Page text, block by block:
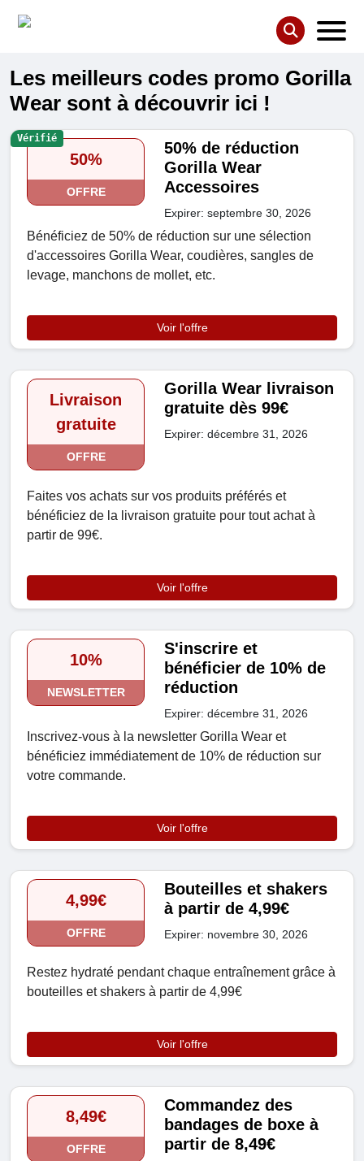
Les meilleurs codes promo Gorilla
Wear sont à découvrir ici !
50%
OFFRE
50% de réduction
Gorilla Wear
Accessoires
Expirer: septembre 30, 2026
Bénéficiez de 50% de réduction sur une sélection
d'accessoires Gorilla Wear, coudières, sangles de
levage, manchons de mollet, etc.
Voir l'offre
Vérifié
Livraison
gratuite
OFFRE
Gorilla Wear livraison
gratuite dès 99€
Expirer: décembre 31, 2026
Faites vos achats sur vos produits préférés et
bénéficiez de la livraison gratuite pour tout achat à
partir de 99€.
Voir l'offre
10%
NEWSLETTER
S'inscrire et
bénéficier de 10% de
réduction
Expirer: décembre 31, 2026
Inscrivez-vous à la newsletter Gorilla Wear et
bénéficiez immédiatement de 10% de réduction sur
votre commande.
Voir l'offre
4,99€
OFFRE
Bouteilles et shakers
à partir de 4,99€
Expirer: novembre 30, 2026
Restez hydraté pendant chaque entraînement grâce à
bouteilles et shakers à partir de 4,99€
Voir l'offre
8,49€
OFFRE
Commandez des
bandages de boxe à
partir de 8,49€